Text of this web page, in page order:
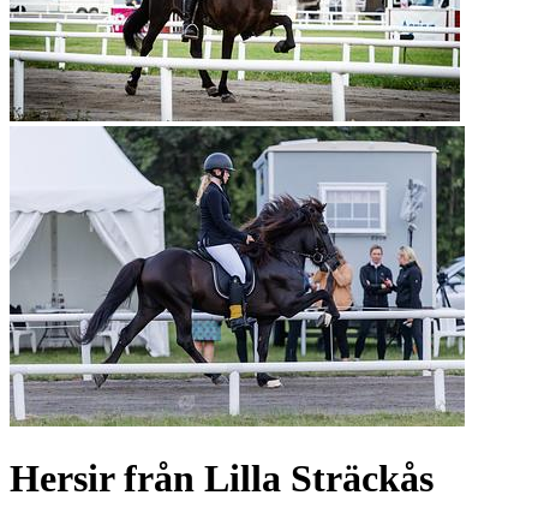
Hersir från Lilla Sträckås